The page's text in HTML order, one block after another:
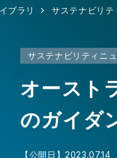
ブラリ サステナビリテ
サステナビリティニ
オースト
のガイダ
【公開日】2023.07.14